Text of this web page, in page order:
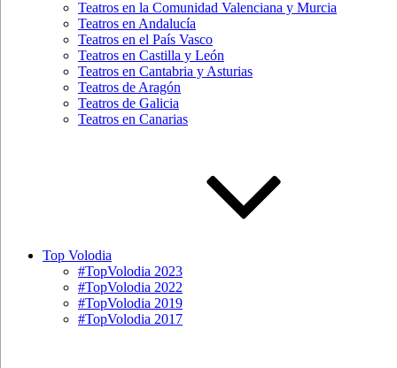
Teatros en la Comunidad Valenciana y Murcia
Teatros en Andalucía
Teatros en el País Vasco
Teatros en Castilla y León
Teatros en Cantabria y Asturias
Teatros de Aragón
Teatros de Galicia
Teatros en Canarias
Top Volodia
#TopVolodia 2023
#TopVolodia 2022
#TopVolodia 2019
#TopVolodia 2017